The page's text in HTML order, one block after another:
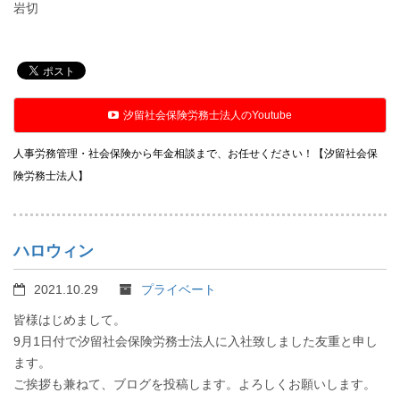
岩切
汐留社会保険労務士法人のYoutube
人事労務管理・社会保険から年金相談まで、お任せください！【汐留社会保
険労務士法人】
ハロウィン
2021.10.29 プライベート
皆様はじめまして。
9月1日付で汐留社会保険労務士法人に入社致しました友重と申し
ます。
ご挨拶も兼ねて、ブログを投稿します。よろしくお願いします。